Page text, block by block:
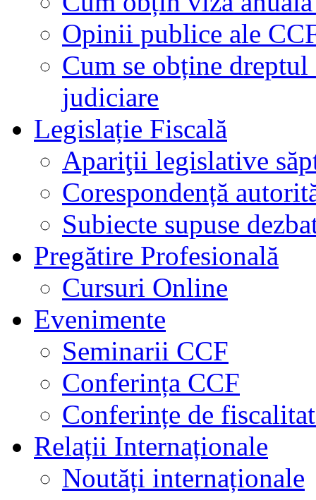
Opinii publice ale
Cum se obține
judiciare
Legislație Fiscală
Apariţii legislative
Corespondență
Subiecte supuse
Pregătire Profesională
Cursuri Online
Evenimente
Seminarii CCF
Conferința CCF
Conferințe de
Relații Internaționale
Noutăți internaționale